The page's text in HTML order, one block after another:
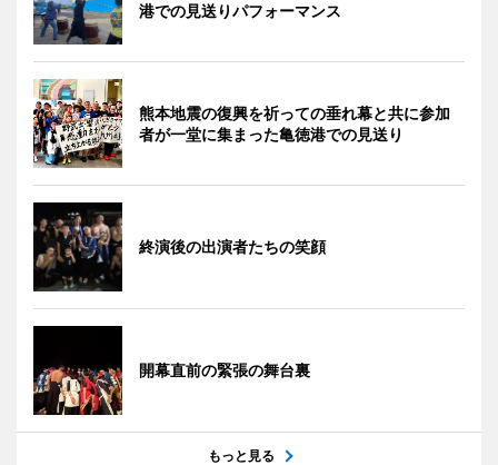
港での見送りパフォーマンス
熊本地震の復興を祈っての垂れ幕と共に参加
者が一堂に集まった亀徳港での見送り
終演後の出演者たちの笑顔
開幕直前の緊張の舞台裏
もっと見る